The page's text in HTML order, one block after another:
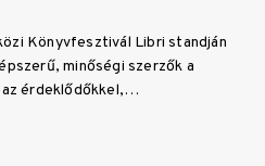
Könyvfesztivál Libri standján
minőségi szerzők a
érdeklődőkkel,…